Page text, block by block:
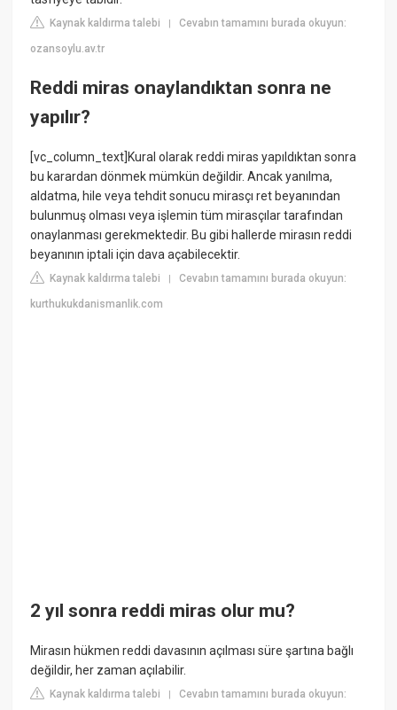
Kaynak kaldırma talebi |Cevabın tamamını burada okuyun:
ozansoylu.av.tr
Reddi miras onaylandıktan sonra ne
yapılır?
[vc_column_text]Kural olarak reddi miras yapıldıktan sonra
bu karardan dönmek mümkün değildir. Ancak yanılma,
aldatma, hile veya tehdit sonucu mirasçı ret beyanından
bulunmuş olması veya işlemin tüm mirasçılar tarafından
onaylanması gerekmektedir. Bu gibi hallerde mirasın reddi
beyanının iptali için dava açabilecektir.
Kaynak kaldırma talebi |Cevabın tamamını burada okuyun:
kurthukukdanismanlik.com
2 yıl sonra reddi miras olur mu?
Mirasın hükmen reddi davasının açılması süre şartına bağlı
değildir, her zaman açılabilir.
Kaynak kaldırma talebi |Cevabın tamamını burada okuyun: